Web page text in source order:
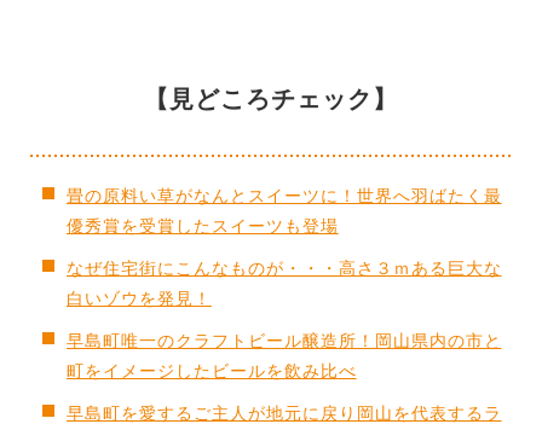
【見どころチェック】
畳の原料い草がなんとスイーツに！世界へ羽ばたく最
優秀賞を受賞したスイーツも登場
なぜ住宅街にこんなものが・・・高さ３ｍある巨大な
白いゾウを発見！
早島町唯一のクラフトビール醸造所！岡山県内の市と
町をイメージしたビールを飲み比べ
早島町を愛するご主人が地元に戻り岡山を代表するラ